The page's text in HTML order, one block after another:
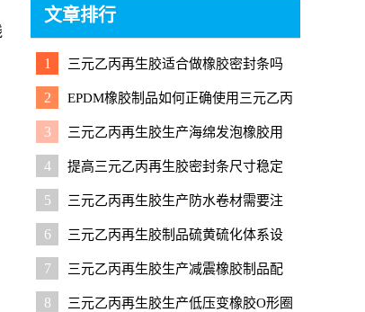
文章排行
1 三元乙丙再生胶适合做橡胶密封条吗
2
EPDM橡胶制品如何正确使用三元乙丙
再生胶降成本
3
三元乙丙再生胶生产海绵发泡橡胶用
无机发泡剂还是有机发泡剂好？
4
提高三元乙丙再生胶密封条尺寸稳定
性的有效措施
5
三元乙丙再生胶生产防水卷材需要注
意哪些问题？
6
三元乙丙再生胶制品硫黄硫化体系设
计要点
7
三元乙丙再生胶生产减震橡胶制品配
方设计要点
8
三元乙丙再生胶生产低压变橡胶O形圈